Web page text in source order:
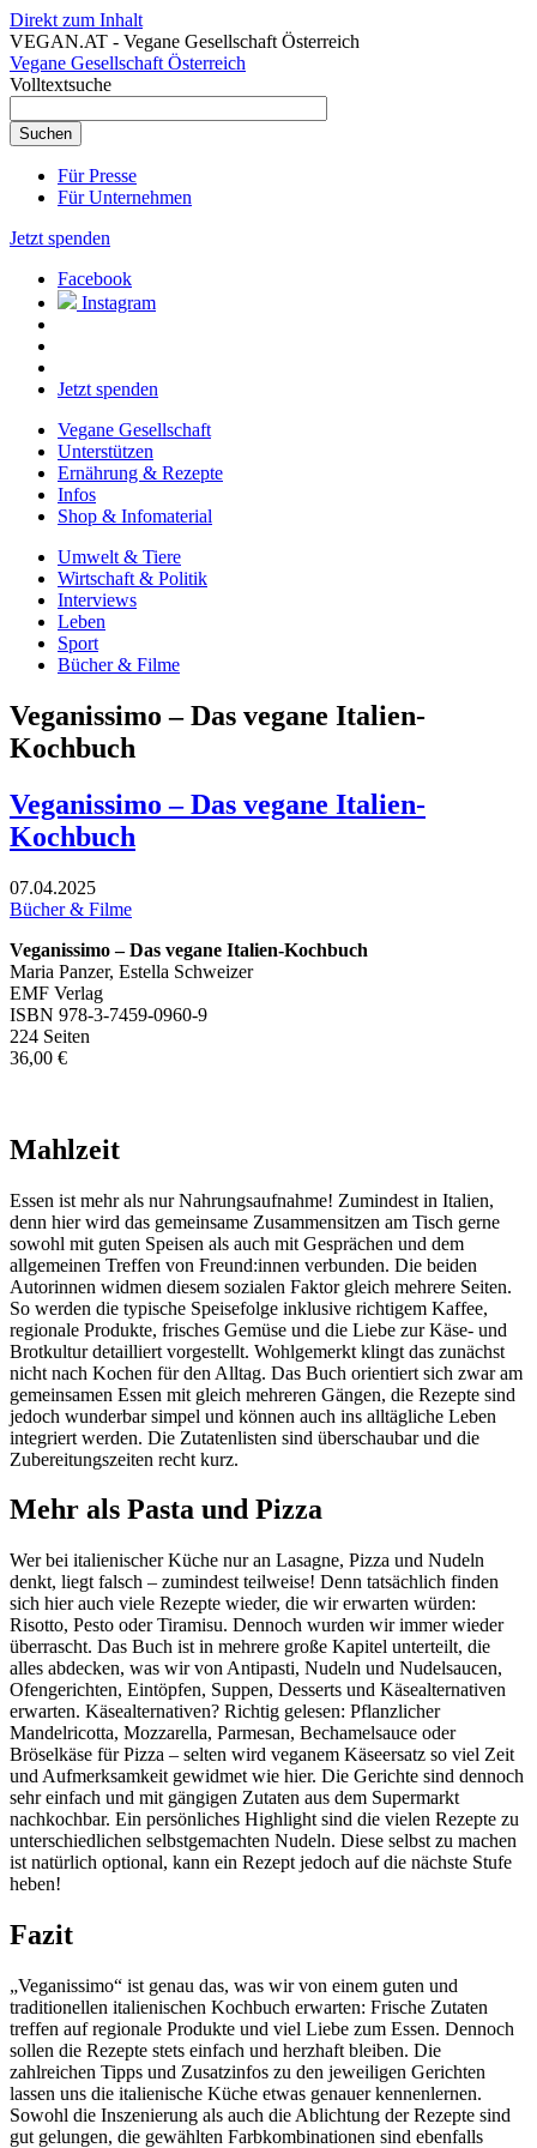
Direkt zum Inhalt
VEGAN.AT - Vegane Gesellschaft Österreich
Vegane Gesellschaft Österreich
Volltextsuche
Für Presse
Für Unternehmen
Jetzt spenden
Facebook
Instagram
Jetzt spenden
Vegane Gesellschaft
Unterstützen
Ernährung & Rezepte
Infos
Shop & Infomaterial
Umwelt & Tiere
Wirtschaft & Politik
Interviews
Leben
Sport
Bücher & Filme
Veganissimo – Das vegane Italien-
Kochbuch
Veganissimo – Das vegane Italien-
Kochbuch
07.04.2025
Bücher & Filme
Veganissimo – Das vegane Italien-Kochbuch
Maria Panzer, Estella Schweizer
EMF Verlag
ISBN 978-3-7459-0960-9
224 Seiten
36,00 €
Mahlzeit
Essen ist mehr als nur Nahrungsaufnahme! Zumindest in Italien,
denn hier wird das gemeinsame Zusammensitzen am Tisch gerne
sowohl mit guten Speisen als auch mit Gesprächen und dem
allgemeinen Treffen von Freund:innen verbunden. Die beiden
Autorinnen widmen diesem sozialen Faktor gleich mehrere Seiten.
So werden die typische Speisefolge inklusive richtigem Kaffee,
regionale Produkte, frisches Gemüse und die Liebe zur Käse- und
Brotkultur detailliert vorgestellt. Wohlgemerkt klingt das zunächst
nicht nach Kochen für den Alltag. Das Buch orientiert sich zwar am
gemeinsamen Essen mit gleich mehreren Gängen, die Rezepte sind
jedoch wunderbar simpel und können auch ins alltägliche Leben
integriert werden. Die Zutatenlisten sind überschaubar und die
Zubereitungszeiten recht kurz.
Mehr als Pasta und Pizza
Wer bei italienischer Küche nur an Lasagne, Pizza und Nudeln
denkt, liegt falsch – zumindest teilweise! Denn tatsächlich finden
sich hier auch viele Rezepte wieder, die wir erwarten würden:
Risotto, Pesto oder Tiramisu. Dennoch wurden wir immer wieder
überrascht. Das Buch ist in mehrere große Kapitel unterteilt, die
alles abdecken, was wir von Antipasti, Nudeln und Nudelsaucen,
Ofengerichten, Eintöpfen, Suppen, Desserts und Käsealternativen
erwarten. Käsealternativen? Richtig gelesen: Pflanzlicher
Mandelricotta, Mozzarella, Parmesan, Bechamelsauce oder
Bröselkäse für Pizza – selten wird veganem Käseersatz so viel Zeit
und Aufmerksamkeit gewidmet wie hier. Die Gerichte sind dennoch
sehr einfach und mit gängigen Zutaten aus dem Supermarkt
nachkochbar. Ein persönliches Highlight sind die vielen Rezepte zu
unterschiedlichen selbstgemachten Nudeln. Diese selbst zu machen
ist natürlich optional, kann ein Rezept jedoch auf die nächste Stufe
heben!
Fazit
„Veganissimo“ ist genau das, was wir von einem guten und
traditionellen italienischen Kochbuch erwarten: Frische Zutaten
treffen auf regionale Produkte und viel Liebe zum Essen. Dennoch
sollen die Rezepte stets einfach und herzhaft bleiben. Die
zahlreichen Tipps und Zusatzinfos zu den jeweiligen Gerichten
lassen uns die italienische Küche etwas genauer kennenlernen.
Sowohl die Inszenierung als auch die Ablichtung der Rezepte sind
gut gelungen, die gewählten Farbkombinationen sind ebenfalls